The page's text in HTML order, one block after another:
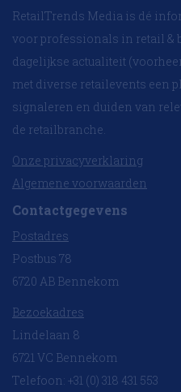
RetailTrends Media is dé
voor professionals in retail &
dagelijkse actualiteit
met diverse retailevents een
signaleren en duiden van
de retailbranche.
Onze privacyverklaring
Algemene voorwaarden
Contactgegevens
Postadres
Postbus 78
6720 AB Bennekom
Bezoekadres
Lindelaan 8
6721 VC Bennekom
Telefoon: +31 (0) 318 431 553